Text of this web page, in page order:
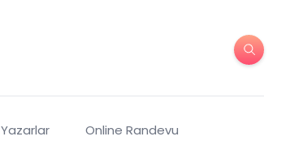
Yazarlar Online Randevu